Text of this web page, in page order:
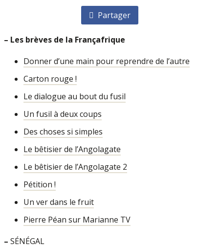
Partager
– Les brèves de la Françafrique
Donner d’une main pour reprendre de l’autre
Carton rouge !
Le dialogue au bout du fusil
Un fusil à deux coups
Des choses si simples
Le bêtisier de l’Angolagate
Le bêtisier de l’Angolagate 2
Pétition !
Un ver dans le fruit
Pierre Péan sur Marianne TV
– SÉNÉGAL